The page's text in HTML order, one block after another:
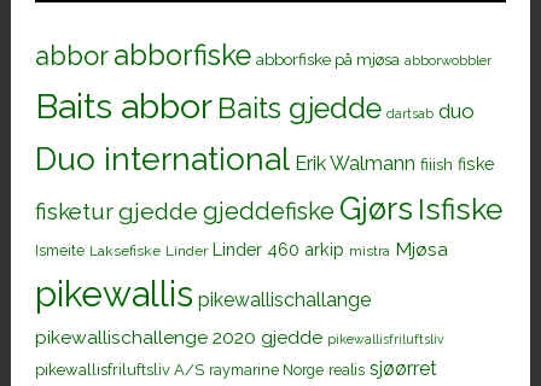
abborabborfiske abborfiske på mjøsa abborwobbler
Baits abbor Baits gjedde dartsab duo
Duo international Erik Walmann fiiish fiske
fisketurgjedde gjeddefiske Gjørs Isfiske
Ismeite Laksefiske Linder Linder 460 arkip mistra Mjøsa
pikewallis pikewallischallange
pikewallischallenge 2020 gjedde pikewallisfriluftsliv
pikewallisfriluftsliv A/S raymarine Norge realis sjøørret